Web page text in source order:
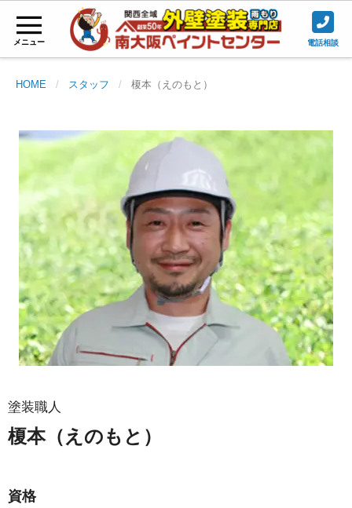
メニュー 電話相談
HOME スタッフ 榎本（えのもと）
塗装職人
榎本（えのもと）
資格